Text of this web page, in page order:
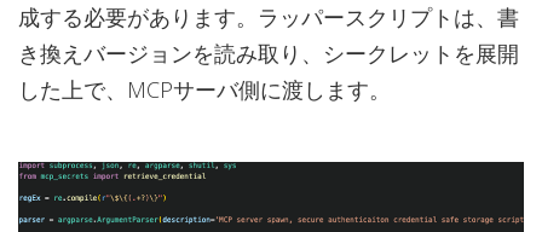
成する必要があります。ラッパースクリプトは、書
き換えバージョンを読み取り、シークレットを展開
した上で、MCPサーバ側に渡します。